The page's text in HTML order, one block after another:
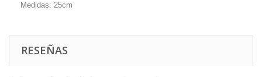
Medidas: 25cm
RESEÑAS